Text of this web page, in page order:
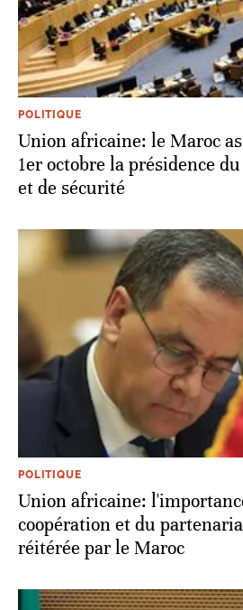
POLITIQUE
Union africaine: le Maroc
1er octobre la présidence
et de sécurité
POLITIQUE
Union africaine:
coopération et du
réitérée par le Maroc